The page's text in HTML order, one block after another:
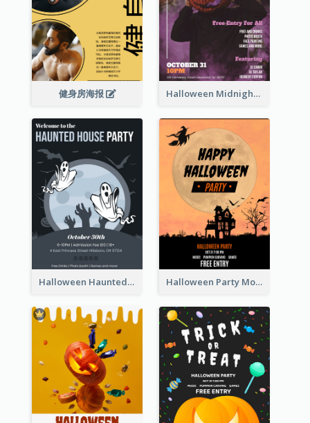
健身房海报 Halloween Midnight Party Poster
Halloween Haunted House Party Poster Halloween Party Moon Photo Poster